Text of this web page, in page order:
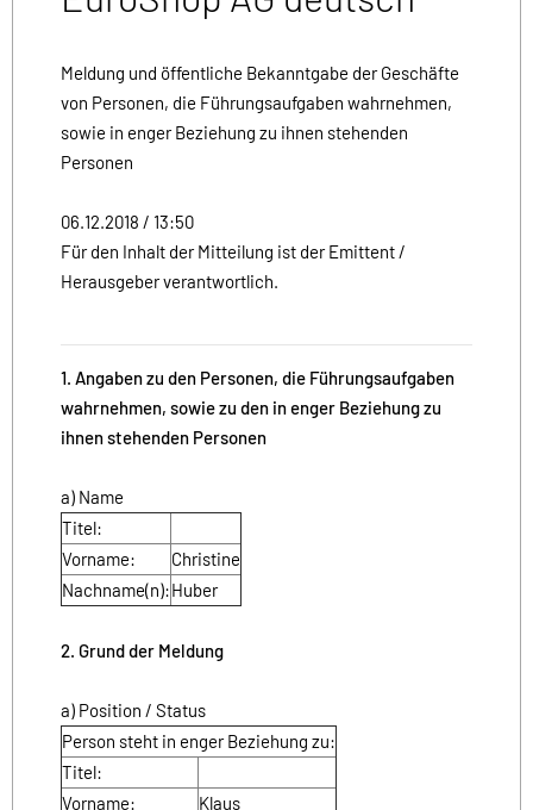
Meldung und öffentliche Bekanntgabe der Geschäfte
von Personen, die Führungsaufgaben wahrnehmen,
sowie in enger Beziehung zu ihnen stehenden
Personen
06.12.2018 / 13:50
Für den Inhalt der Mitteilung ist der Emittent /
Herausgeber verantwortlich.
1. Angaben zu den Personen, die Führungsaufgaben
wahrnehmen, sowie zu den in enger Beziehung zu
ihnen stehenden Personen
a) Name
Titel:
Vorname:
Christine
Nachname(n):Huber
2. Grund der Meldung
a) Position / Status
Person steht in enger Beziehung zu:
Titel:
Vorname:
Klaus